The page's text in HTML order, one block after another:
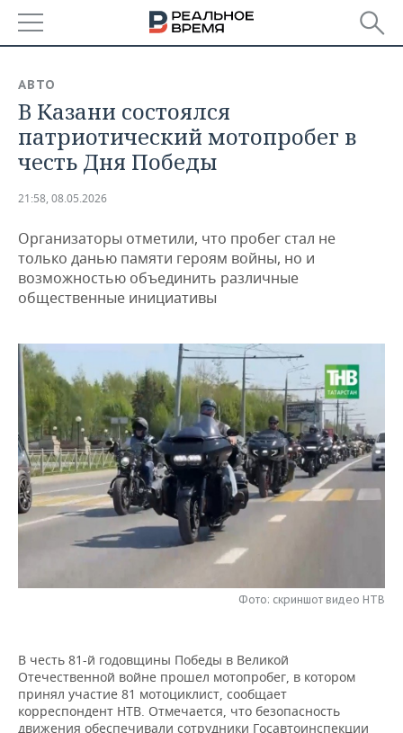
БАШКОРТОСТАН
ТАТАРСТАН
НОВОСТИ
АНАЛИТИКА
ДЕКЛАРАЦИИ О ДОХОДАХ
КОРОЛИ ГОСЗАКАЗА ПФО
КОМУ ПРИНАДЛЕЖАТ
ТОРГОВЫЕ ЦЕНТРЫ
ТАТАРСТАНА
НОВОСТИ ЭКОНОМИКИ
ФИНАНСЫ
БЮДЖЕТ
ИНВЕСТИЦИИ
ПРОМЫШЛЕННОСТЬ
НОВОСТИ
ПРОМЫШЛЕННОСТИ
МАШИНОСТРОЕНИЕ
НЕФТЕХИМИЯ
НЕФТЬ
ОПК
ЭНЕРГЕТИКА
НЕДВИЖИМОСТЬ
НОВОСТИ АВТО
БИЗНЕС
НОВОСТИ БИЗНЕСА
РОЗНИЧНАЯ ТОРГОВЛЯ
ТРАНСПОРТ
УСЛУГИ
ТЕХНОЛОГИИ
НОВОСТИ ТЕХНОЛОГИЙ
IT
МЕДИА
МЕРОПРИЯТИЯ
НОВОСТИ МЕРОПРИЯТИЙ
ВЫЕЗДНАЯ РЕДАКЦИЯ
СПОРТ
НОВОСТИ СПОРТА
ВОЛЕЙБОЛ
КИБЕРСПОРТ
ОБЩЕСТВО
ИСТОРИЯ
КУЛЬТУРА
СПИСОК ПЕРСОН
СПИСОК КОМПАНИЙ
ПОЛНАЯ ВЕРСИЯ
АВТО
В Казани состоялся
патриотический мотопробег в
честь Дня Победы
21:58, 08.05.2026
Организаторы отметили, что пробег стал не
только данью памяти героям войны, но и
возможностью объединить различные
общественные инициативы
Фото: скриншот видео НТВ
В честь 81-й годовщины Победы в Великой
Отечественной войне прошел мотопробег, в котором
принял участие 81 мотоциклист, сообщает
корреспондент НТВ. Отмечается, что безопасность
движения обеспечивали сотрудники Госавтоинспекции